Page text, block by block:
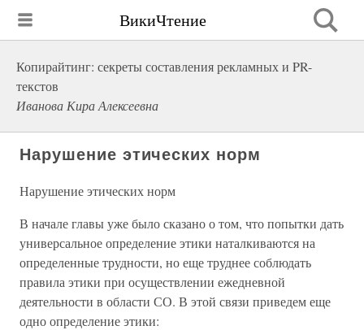
ВикиЧтение
Копирайтинг: секреты составления рекламных и PR-
текстов
Иванова Кира Алексеевна
Нарушение этических норм
Нарушение этических норм
В начале главы уже было сказано о том, что попытки дать
универсальное определение этики наталкиваются на
определенные трудности, но еще труднее соблюдать
правила этики при осуществлении ежедневной
деятельности в области СО. В этой связи приведем еще
одно определение этики: